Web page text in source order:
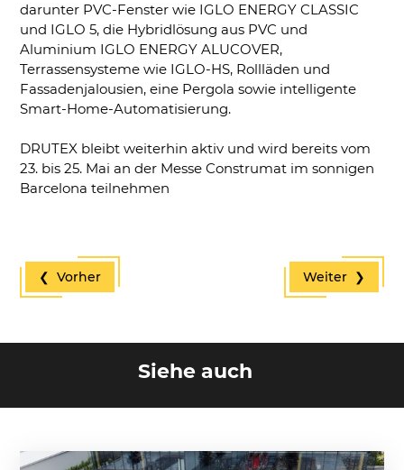
darunter PVC-Fenster wie IGLO ENERGY CLASSIC
und IGLO 5, die Hybridlösung aus PVC und
Aluminium IGLO ENERGY ALUCOVER,
Terrassensysteme wie IGLO-HS, Rollläden und
Fassadenjalousien, eine Pergola sowie intelligente
Smart-Home-Automatisierung.
DRUTEX bleibt weiterhin aktiv und wird bereits vom
23. bis 25. Mai an der Messe Construmat im sonnigen
Barcelona teilnehmen
❮ Vorher Weiter ❯
Siehe auch